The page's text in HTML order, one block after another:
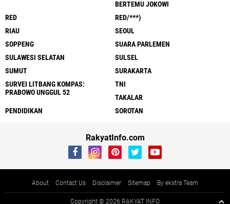
BERTEMU JOKOWI
RED
RED/***)
RIAU
SEOUL
SOPPENG
SUARA PARLEMEN
SULAWESI SELATAN
SULSEL
SUMUT
SURAKARTA
SURVEI LITBANG KOMPAS:
PRABOWO UNGGUL 52
TNI
TAKALAR
PENDIDIKAN
SOROTAN
RakyatInfo.com
About Contact Us Disclaimer Sitemap By ekstra Team
Copyright © 2026 RAKYAT INFO